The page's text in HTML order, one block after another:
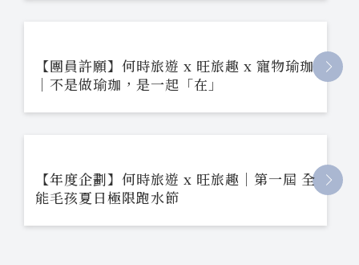
【團員許願】何時旅遊 x 旺旅趣 x 寵物瑜珈
｜不是做瑜珈，是一起「在」
【年度企劃】何時旅遊 x 旺旅趣｜第一屆 全
能毛孩夏日極限跑水節